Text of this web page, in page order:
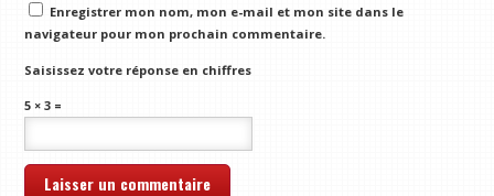
Enregistrer mon nom, mon e-mail et mon site dans le
navigateur pour mon prochain commentaire.
Saisissez votre réponse en chiffres
5 × 3 =